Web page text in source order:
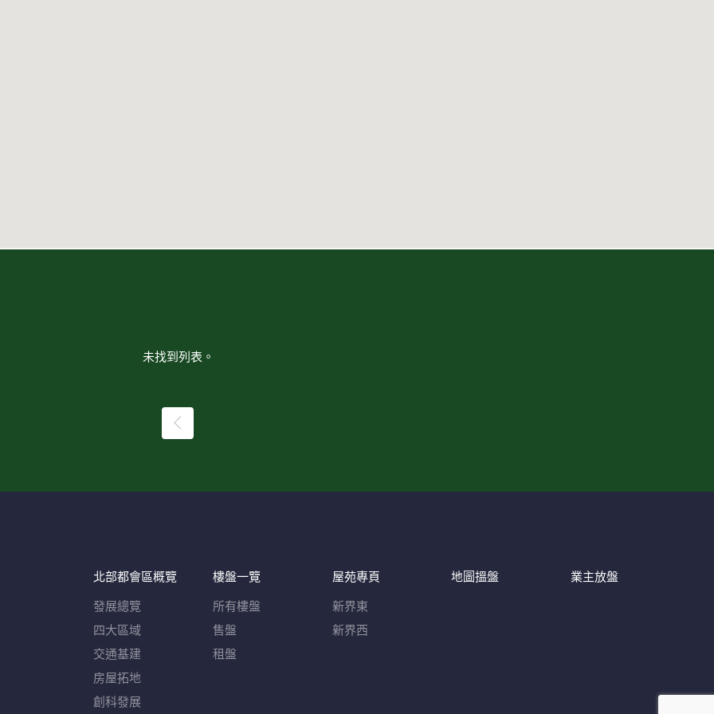
未找到列表。
北部都會區概覽​
發展總覽
四大區域
交通基建
房屋拓地
創科發展
樓盤一覽
所有樓盤
售盤
租盤
屋苑專頁
新界東
新界西
地圖搵盤 業主放盤